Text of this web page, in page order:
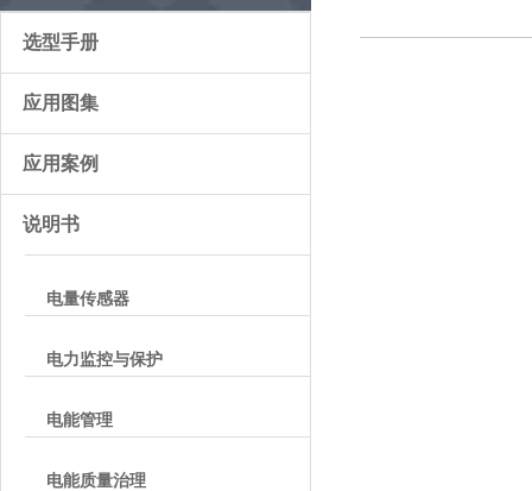
选型手册
应用图集
应用案例
说明书
电量传感器
电力监控与保护
电能管理
电能质量治理